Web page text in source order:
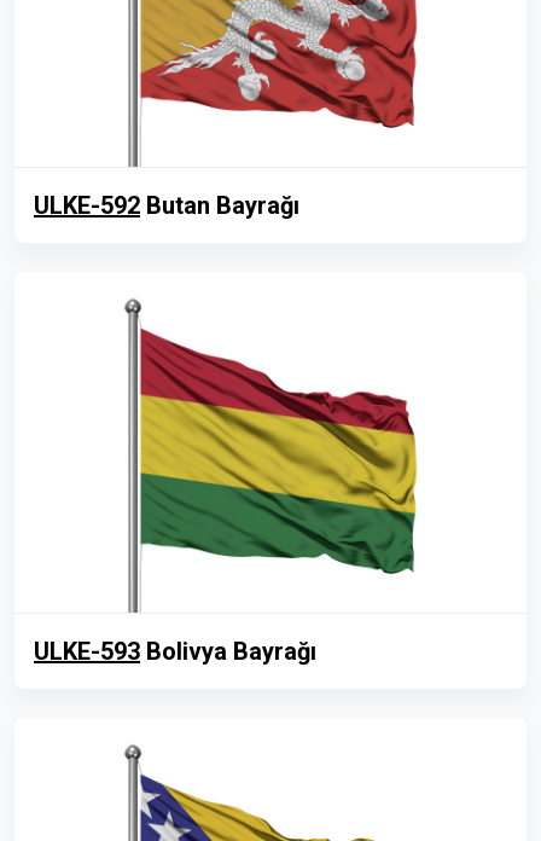
ULKE-592 Butan Bayrağı
ULKE-593 Bolivya Bayrağı